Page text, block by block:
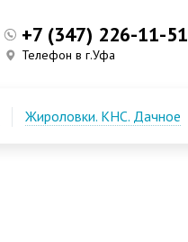
+7 (347) 226-11-51
Телефон в г.Уфа
Жироловки. КНС. Дачное